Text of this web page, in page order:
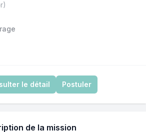
le détail Postuler
de la mission